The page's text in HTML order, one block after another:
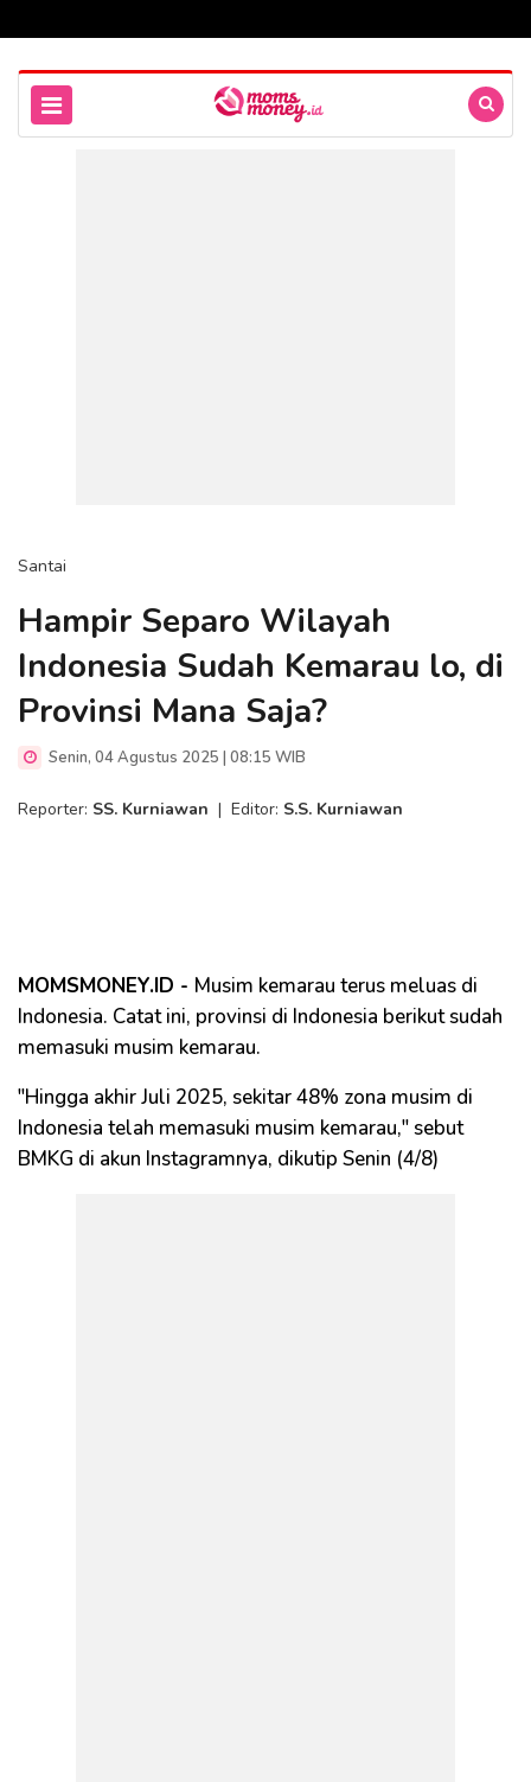
Santai
Hampir Separo Wilayah
Indonesia Sudah Kemarau lo, di
Provinsi Mana Saja?
Senin, 04 Agustus 2025 | 08:15 WIB
Reporter: SS. Kurniawan | Editor: S.S. Kurniawan
MOMSMONEY.ID - Musim kemarau terus meluas di
Indonesia. Catat ini, provinsi di Indonesia berikut sudah
memasuki musim kemarau.
"Hingga akhir Juli 2025, sekitar 48% zona musim di
Indonesia telah memasuki musim kemarau," sebut
BMKG di akun Instagramnya, dikutip Senin (4/8)